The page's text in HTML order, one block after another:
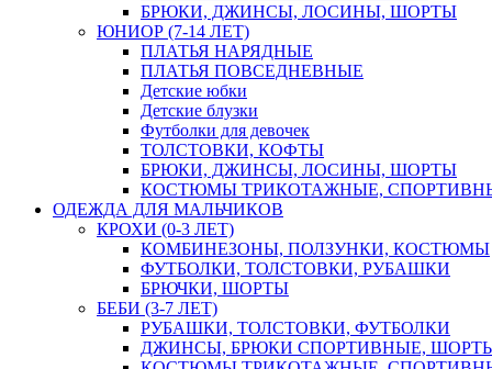
БРЮКИ, ДЖИНСЫ, ЛОСИНЫ, ШОРТЫ
ЮНИОР (7-14 ЛЕТ)
ПЛАТЬЯ НАРЯДНЫЕ
ПЛАТЬЯ ПОВСЕДНЕВНЫЕ
Детские юбки
Детские блузки
Футболки для девочек
ТОЛСТОВКИ, КОФТЫ
БРЮКИ, ДЖИНСЫ, ЛОСИНЫ, ШОРТЫ
КОСТЮМЫ ТРИКОТАЖНЫЕ,
ОДЕЖДА ДЛЯ МАЛЬЧИКОВ
КРОХИ (0-3 ЛЕТ)
КОМБИНЕЗОНЫ, ПОЛЗУНКИ, КОСТЮМЫ
ФУТБОЛКИ, ТОЛСТОВКИ, РУБАШКИ
БРЮЧКИ, ШОРТЫ
БЕБИ (3-7 ЛЕТ)
РУБАШКИ, ТОЛСТОВКИ, ФУТБОЛКИ
ДЖИНСЫ, БРЮКИ СПОРТИВНЫЕ,